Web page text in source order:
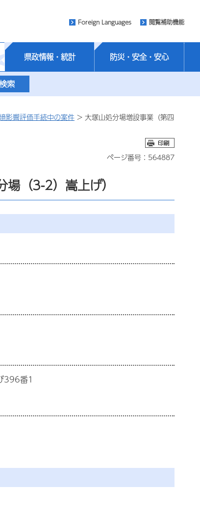
Foreign Languages 閲覧補助機能
県政情報・統計 防災・安全・安心
影響評価手続中の案件 > 大塚山処分場増設事業（第四
ページ番号：564887
（3-2）嵩上げ）
396番1